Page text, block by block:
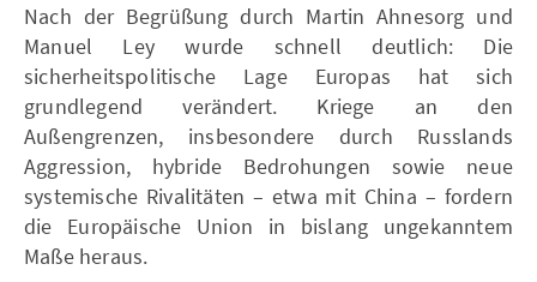
Nach der Begrüßung durch Martin Ahnesorg und
Manuel Ley wurde schnell deutlich: Die
sicherheitspolitische Lage Europas hat sich
grundlegend verändert. Kriege an den
Außengrenzen, insbesondere durch Russlands
Aggression, hybride Bedrohungen sowie neue
systemische Rivalitäten – etwa mit China – fordern
die Europäische Union in bislang ungekanntem
Maße heraus.